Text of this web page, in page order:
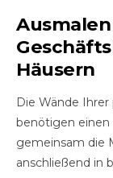
Häusern
Die Wände
benötigen einen
gemeinsam die
anschließend in